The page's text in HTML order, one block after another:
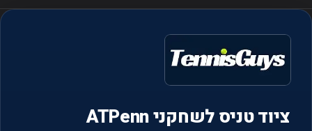
ציוד טניס לשחקני ATPenn